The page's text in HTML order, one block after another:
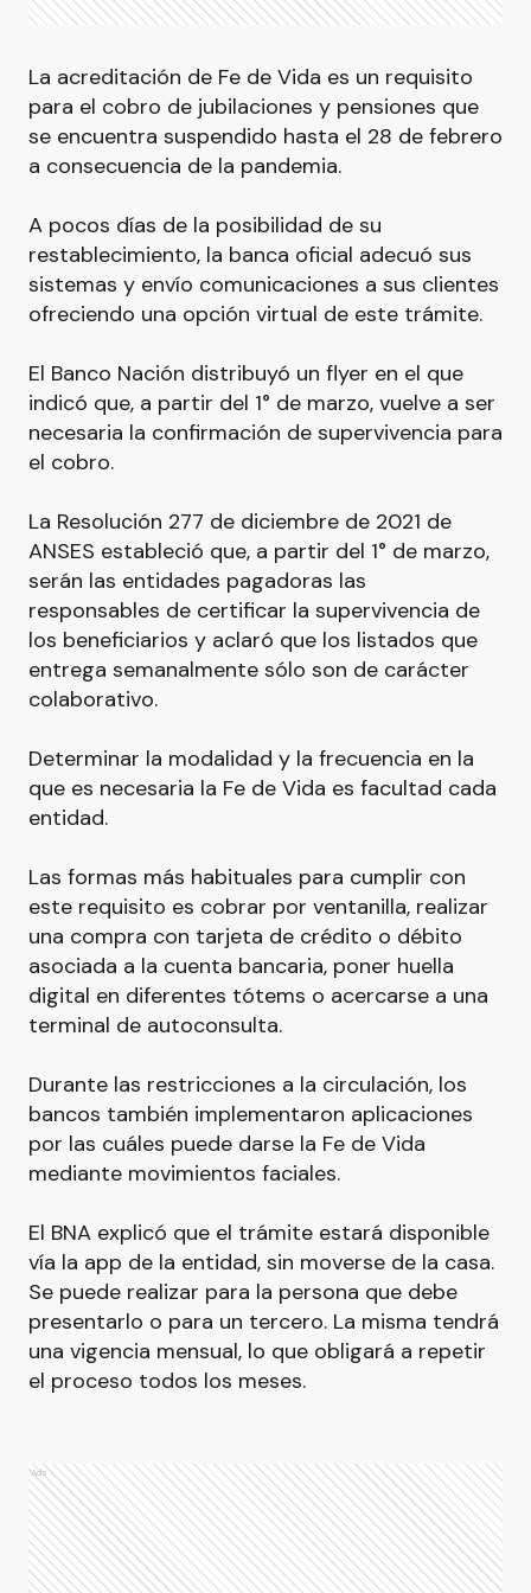
La acreditación de Fe de Vida es un requisito
para el cobro de jubilaciones y pensiones que
se encuentra suspendido hasta el 28 de febrero
a consecuencia de la pandemia.
A pocos días de la posibilidad de su
restablecimiento, la banca oficial adecuó sus
sistemas y envío comunicaciones a sus clientes
ofreciendo una opción virtual de este trámite.
El Banco Nación distribuyó un flyer en el que
indicó que, a partir del 1° de marzo, vuelve a ser
necesaria la confirmación de supervivencia para
el cobro.
La Resolución 277 de diciembre de 2021 de
ANSES estableció que, a partir del 1° de marzo,
serán las entidades pagadoras las
responsables de certificar la supervivencia de
los beneficiarios y aclaró que los listados que
entrega semanalmente sólo son de carácter
colaborativo.
Determinar la modalidad y la frecuencia en la
que es necesaria la Fe de Vida es facultad cada
entidad.
Las formas más habituales para cumplir con
este requisito es cobrar por ventanilla, realizar
una compra con tarjeta de crédito o débito
asociada a la cuenta bancaria, poner huella
digital en diferentes tótems o acercarse a una
terminal de autoconsulta.
Durante las restricciones a la circulación, los
bancos también implementaron aplicaciones
por las cuáles puede darse la Fe de Vida
mediante movimientos faciales.
El BNA explicó que el trámite estará disponible
vía la app de la entidad, sin moverse de la casa.
Se puede realizar para la persona que debe
presentarlo o para un tercero. La misma tendrá
una vigencia mensual, lo que obligará a repetir
el proceso todos los meses.
Ads